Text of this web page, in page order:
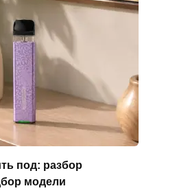
под: разбор
модели